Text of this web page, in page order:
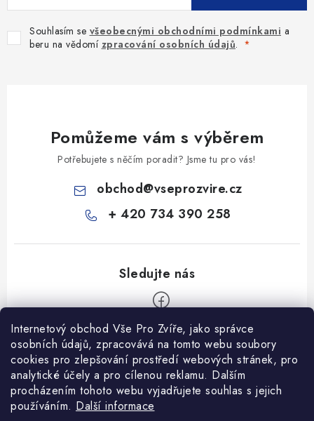
Internetový obchod Vše Pro Zvíře, jako správce
osobních údajů, zpracovává na tomto webu soubory
cookies pro zlepšování prostředí webových stránek, pro
analytické účely a pro cílenou reklamu. Dalším
procházením tohoto webu vyjadřujete souhlas s jejich
používáním. Další informace
Souhlasím se všeobecnými obchodními podmínkami a
beru na vědomí zpracování osobních údajů.
Pomůžeme vám s výběrem
Potřebujete s něčím poradit? Jsme tu pro vás!
obchod@vseprozvire.cz
+ 420 734 390 258
Informace pro Vás
Ceník dopravy